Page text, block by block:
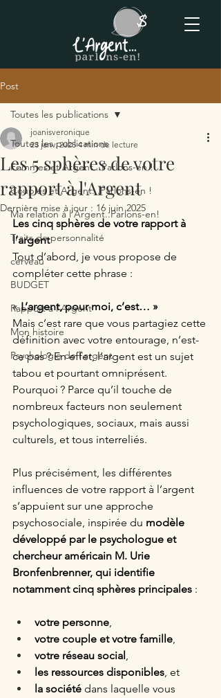
Post
Toutes les publications
Femmes et Argent...Parlons-en !
Couples et Argent...Parlons-en !
Ma relation à l'Argent..Parlons-en!
Traits de personnalité
cerveau
BUDGET
Rapport à l'Argent
Mon histoire
Psychologie de l'argent
Toutes les publications
Les 5 sphères de votre
rapport à l'Argent
joanisveronique
23 janv. 2025 4 min de lecture
Dernière mise à jour : 16 juin 2025
Les cinq sphères de votre rapport à
l’argent
Tout d’abord, je vous propose de
compléter cette phrase :
« L’argent, pour moi, c’est… »
Mais c’est rare que vous partagiez cette
définition avec votre entourage, n’est-
ce pas ? En effet, l’argent est un sujet
tabou et pourtant omniprésent.
Pourquoi ? Parce qu’il touche de
nombreux facteurs non seulement
psychologiques, sociaux, mais aussi
culturels, et tous interreliés.
Plus précisément, les différentes
influences de votre rapport à l’argent
s’appuient sur une approche
psychosociale, inspirée du modèle
développé par le psychologue et
chercheur américain M. Urie
Bronfenbrenner, qui identifie
notamment cinq sphères principales :
votre personne,
votre couple et votre famille,
votre réseau social,
les ressources disponibles, et
la société dans laquelle vous